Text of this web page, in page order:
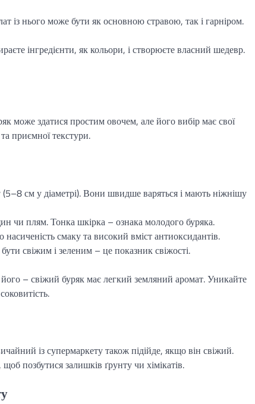
із нього може бути як основною стравою, так і гарніром.
інгредієнти, як кольори, і створюєте власний шедевр.
може здатися простим овочем, але його вибір має свої
приємної текстури.
см у діаметрі). Вони швидше варяться і мають ніжнішу
чи плям. Тонка шкірка – ознака молодого буряка.
смаку та високий вміст антиоксидантів.
свіжим і зеленим – це показник свіжості.
– свіжий буряк має легкий земляний аромат. Уникайте
із супермаркету також підійде, якщо він свіжий.
позбутися залишків ґрунту чи хімікатів.